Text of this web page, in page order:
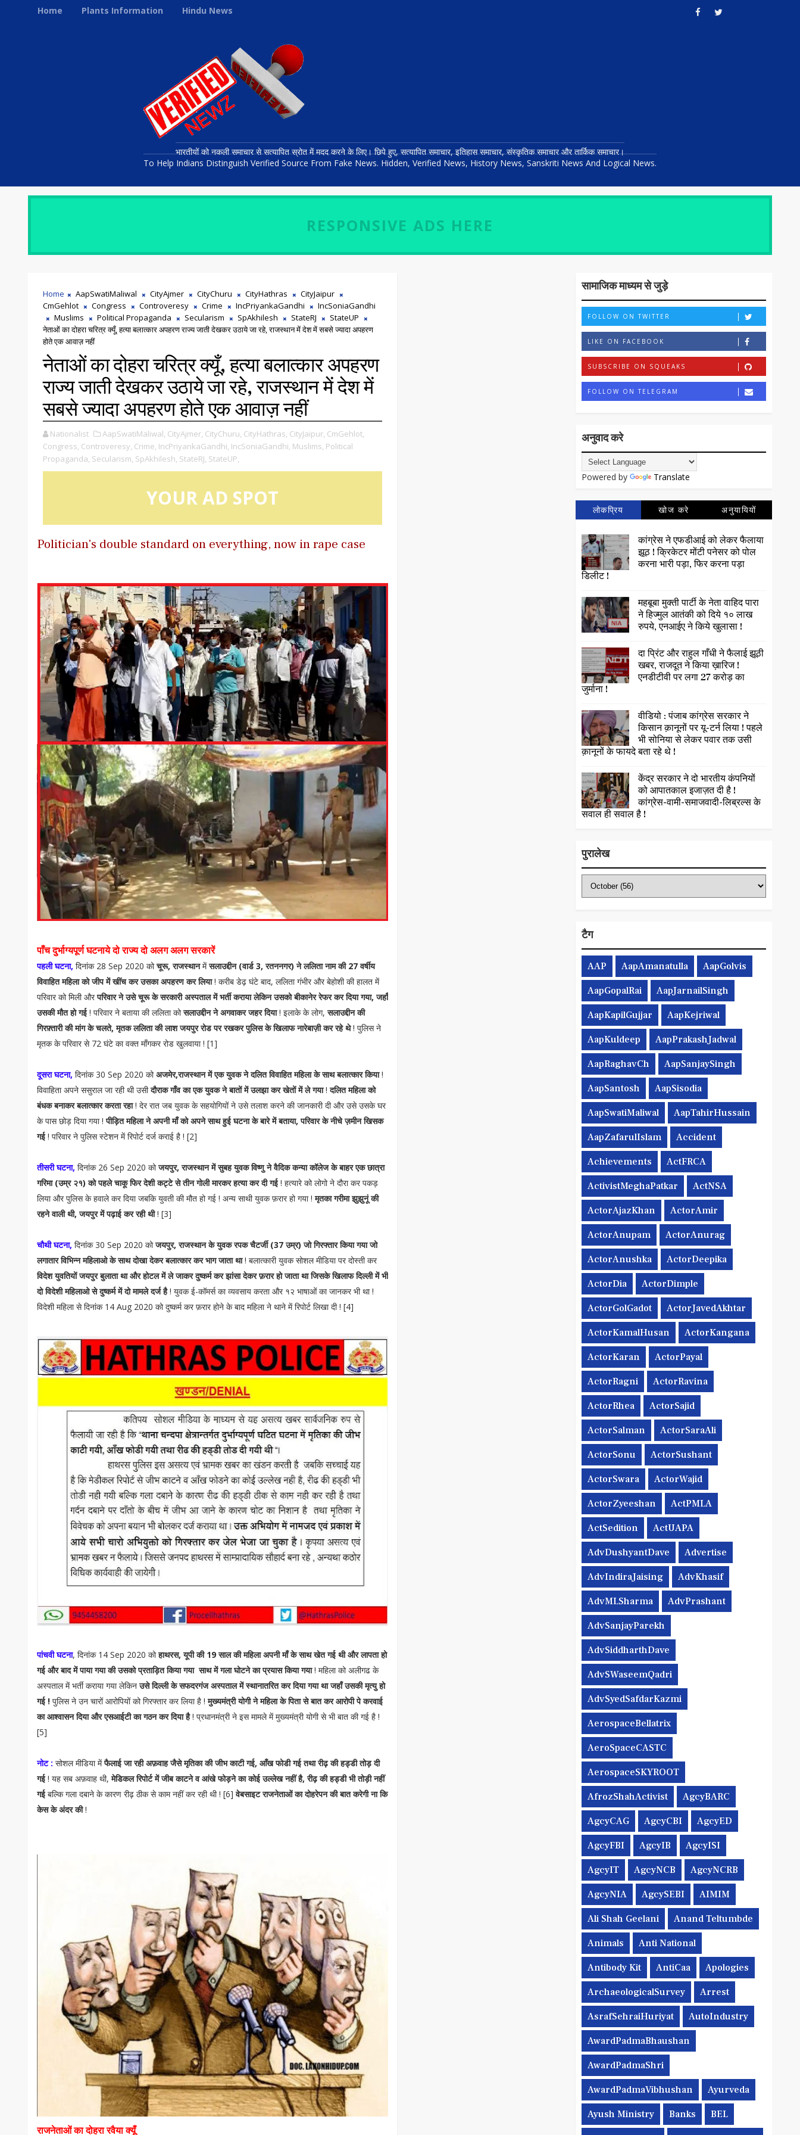
Home Plants Information Hindu News
भारतीयों को नकली समाचार से सत्यापित स्रोत में मदद करने के लिए। छिपे हुए, सत्यापित समाचार, इतिहास समाचार, संस्कृतिक समाचार और तार्किक समाचार।
To Help Indians Distinguish Verified Source From Fake News. Hidden, Verified News, History News, Sanskriti News And Logical News.
RESPONSIVE ADS HERE
Home AapSwatiMaliwal CityAjmer CityChuru CityHathras
CityJaipur
CmGehlot
Congress Controveresy Crime IncPriyankaGandhi
IncSoniaGandhi
Muslims
Political Propaganda Secularism SpAkhilesh StateRJ
StateUP
नेताओं का दोहरा चरित्र क्यूँ, हत्या बलात्कार अपहरण राज्य जाती देखकर उठाये जा रहे, राजस्थान में देश में सबसे ज्यादा अपहरण
होते एक आवाज़ नहीं
नेताओं का दोहरा चरित्र क्यूँ, हत्या बलात्कार अपहरण
राज्य जाती देखकर उठाये जा रहे, राजस्थान में देश में
सबसे ज्यादा अपहरण होते एक आवाज़ नहीं
Nationalist AapSwatiMaliwal, CityAjmer, CityChuru, CityHathras, CityJaipur, CmGehlot,
Congress, Controveresy, Crime, IncPriyankaGandhi, IncSoniaGandhi, Muslims, Political
Propaganda, Secularism, SpAkhilesh, StateRJ, StateUP,
YOUR AD SPOT
Politician's double standard on everything, now in rape case
पाँच दुर्भाग्यपूर्ण घटनाये दो राज्य दो अलग अलगसरकारें
पहली घटना, दिनांक 28 Sep 2020 कोचूरू, राजस्थानमेंसलाउद्दीन (वार्ड 3, रतननगर) ने ललिता नाम की 27 वर्षीय
विवाहित महिला को जीप में खींच कर उसका अपहरण कर लिया! करीब डेढ़ घंटे बाद, ललिता गंभीर और बेहोशी की हालत में
परिवार को मिली औरपरिवार ने उसे चूरू के सरकारी अस्पताल में भर्ती कराया लेकिन उसको बीकानेर रेफर कर दिया गया, जहाँ
उसकी मौत हो गई! परिवार ने बताया की ललिता कोसलाउद्दीन ने अगवाकर जहर दिया! इलाके के लोग,सलाउद्दीन की
गिरफ़्तारी की मांग के चलते, मृतक ललिता की लाश जयपुर रोड पर रखकर पुलिस के खिलाफ नारेबाज़ी कर रहे थे! पुलिस ने
मृतक के परिवार से 72 घंटे का वक्त माँगकर रोड खुलवाया ! [1]
दूसरा घटना, दिनांक 30 Sep 2020 कोअजमेर,राजस्थान में एक युवक ने दलित विवाहित महिला के साथ बलात्कार किया!
विवाहिता अपने ससुराल जा रही थी उसीदौराक गाँव का एक युवक ने बातों में उलझा कर खेतों में ले गया!दलित महिला को
बंधक बनाकर बलात्कार करता रहा! देर रात जब युवक के सहयोगियों ने उसे तलाश करने की जानकारी दी और उसे उसके घर
के पास छोड़ दिया गया !पीड़ित महिला ने अपनी माँ को अपने साथ हुई घटना के बारे में बताया, परिवार के नीचे ज़मीन खिसक
गई! परिवार ने पुलिस स्टेशन में रिपोर्ट दर्ज कराई है ! [2]
तीसरी घटना, दिनांक 26 Sep 2020 कोजयपुर, राजस्थान में सुबह युवक विष्णु ने वैदिक कन्या कॉलेज के बाहर एक छात्रा
गरिमा (उम्र २१) को पहले चाकू फिर देशी कट्टे से तीन गोली मारकर हत्या कर दी गई! हत्यारे को लोगो ने दौरा कर पकड़
लिया और पुलिस के हवाले कर दिया जबकि युवती की मौत हो गई ! अन्य साथी युवक फ़रार हो गया ! मृतका गरीमा झुझुनूं की
रहने वाली थी, जयपुर में पढ़ाई कर रही थी! [3]
चौथी घटना, दिनांक 30 Sep 2020 कोजयपुर, राजस्थान के युवक रपक चैटर्जी (37 उम्र) जो गिरफ्तार किया गया जो
लगातार विभिन्न महिलाओ के साथ दोखा देकर बलात्कार कर भाग जाता था! बलात्कारी युवक सोशल मीडिया पर दोस्ती कर
विदेश युवतियों जयपुर बुलाता था और होटल में ले जाकर दुष्कर्म कर झांसा देकर फ़रार हो जाता था जिसके खिलाफ दिल्ली में भी
दो विदेशी महिलाओ से दुष्कर्म में दो मामले दर्ज है! युवक ई-कॉमर्स का व्यवसाय करता और १२ भाषाओं का जानकर भी था !
विदेशी महिला से दिनांक 14 Aug 2020 को दुष्कर्म कर फ़रार होने के बाद महिला ने थाने में रिपोर्ट लिखा दी ! [4]
पांचवी घटना, दिनांक 14 Sep 2020 कोहाथरस, यूपी की 19 साल की महिला अपनी माँ के साथ खेत गई थी और लापता हो
गई और बाद में पाया गया की उसको प्रताड़ित किया गया साथ में गला घोटने का प्रयास किया गया! महिला को अलीगढ के
अस्पताल में भर्ती कराया गया लेकिनउसे दिल्ली के सफदरगंज अस्पताल में स्थानातरित कर दिया गया था जहाँ उसकी मृत्यु हो
गई ! पुलिस ने उन चारों आरोपियों को गिरफ्तार कर लिया है !मुख्यमंत्री योगी ने महिला के पिता से बात कर आरोपी पे करवाई
का आश्वासन दिया और एसआईटी का गठन कर दिया है! प्रधानमंत्री ने इस मामले में मुख्यमंत्री योगी से भी बात की गई है !
[5]
नोट : सोशल मीडिया मेंफैलाई जा रही अफ़वाह जैसे मृतिका की जीभ काटी गई, आँख फोडी गई तथा रीढ़ की हड्डी तोड़ दी
गई! यह सब अफ़वाह थी,मेडिकल रिपोर्ट में जीब काटने व आंखे फोड़ने का कोई उल्लेख नहीं है, रीढ़ की हड्डी भी तोड़ी नहीं
गईबल्कि गला दबाने के कारण रीढ़ ठीक से काम नहीं कर रही थी ! [6]वेबसाइट राजनेताओं का दोहरेपन की बात करेगी ना कि
केस के अंदर की!
राजनेताओं का दोहरा रवैया क्यूँ
सामाजिक माध्यम से जुड़े
FOLLOW ON TWITTER
LIKE ON FACEBOOK
SUBSCRIBE ON SQUEAKS
FOLLOW ON TELEGRAM
अनुवाद करे
Powered by Translate
लोकप्रिय खोज करे अनुयायियों
कांग्रेस ने एफडीआई को लेकर फैलाया
झूठ ! क्रिकेटर मोंटी पनेसर को पोल
करना भारी पड़ा, फिर करना पड़ा
डिलीट !
महबूबा मुक्ती पार्टी के नेता वाहिद पारा
ने हिज्मुल आतंकी को दिये १० लाख
रुपये, एनआईए ने किये खुलासा !
दा प्रिंट और राहुल गाँधी ने फैलाई झूठी
खबर, राजदूत ने किया ख़ारिज !
एनडीटीवी पर लगा 27 करोड़ का
जुर्माना !
वीडियो : पंजाब कांग्रेस सरकार ने
किसान क़ानूनों पर यू-टर्न लिया ! पहले
भी सोनिया से लेकर पवार तक उसी
क़ानूनों के फायदे बता रहे थे !
केंद्र सरकार ने दो भारतीय कंपनियों
को आपातकाल इजाज़त दी है !
कांग्रेस-वामी-समाजवादी-लिब्रल्स के
सवाल ही सवाल है !
पुरालेख
टैग
AAP AapAmanatulla AapGolvis
AapGopalRai AapJarnailSingh
AapKapilGujjar AapKejriwal
AapKuldeep AapPrakashJadwal
AapRaghavCh AapSanjaySingh
AapSantosh AapSisodia
AapSwatiMaliwal AapTahirHussain
AapZafarulIslam Accident
Achievements ActFRCA
ActivistMeghaPatkar ActNSA
ActorAjazKhan ActorAmir
ActorAnupam ActorAnurag
ActorAnushka ActorDeepika
ActorDia ActorDimple
ActorGolGadot ActorJavedAkhtar
ActorKamalHusan ActorKangana
ActorKaran ActorPayal
ActorRagni ActorRavina
ActorRhea ActorSajid
ActorSalman ActorSaraAli
ActorSonu ActorSushant
ActorSwara ActorWajid
ActorZyeeshan ActPMLA
ActSedition ActUAPA
AdvDushyantDave Advertise
AdvIndiraJaising AdvKhasif
AdvMLSharma AdvPrashant
AdvSanjayParekh
AdvSiddharthDave
AdvSWaseemQadri
AdvSyedSafdarKazmi
AerospaceBellatrix
AeroSpaceCASTC
AerospaceSKYROOT
AfrozShahActivist AgcyBARC
AgcyCAG AgcyCBI AgcyED
AgcyFBI AgcyIB AgcyISI
AgcyIT AgcyNCB AgcyNCRB
AgcyNIA AgcySEBI AIMIM
Ali Shah Geelani Anand Teltumbde
Animals Anti National
Antibody Kit AntiCaa Apologies
ArchaeologicalSurvey Arrest
AsrafSehraiHuriyat AutoIndustry
AwardPadmaBhaushan
AwardPadmaShri
AwardPadmaVibhushan Ayurveda
Ayush Ministry Banks BEL